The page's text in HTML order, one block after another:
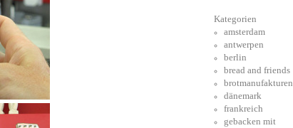
Kategorien
amsterdam
antwerpen
berlin
bread and friends
brotmanufakturen
dänemark
frankreich
gebacken mit